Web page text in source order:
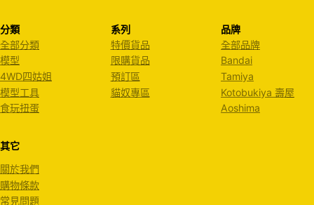
分類
全部分類
模型
4WD四姑姐
模型工具
食玩扭蛋
系列
特價貨品
限購貨品
預訂區
貓奴專區
品牌
全部品牌
Bandai
Tamiya
Kotobukiya 壽屋
Aoshima
其它
關於我們
購物條款
常見問題